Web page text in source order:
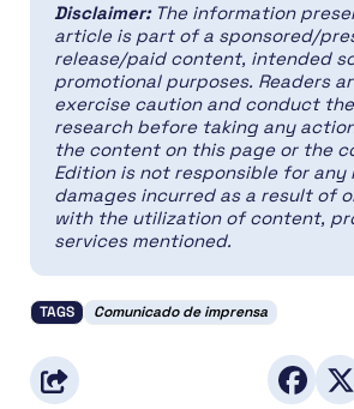
Disclaimer: The information
article is part of a sponsored/
release/paid content, intended
promotional purposes. Readers
exercise caution and conduct
research before taking any
the content on this page or the
Edition is not responsible for any
damages incurred as a result of
with the utilization of content,
services mentioned.
TAGS Comunicado de imprensa